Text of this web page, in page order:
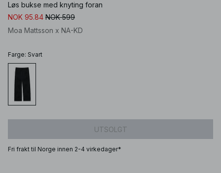
Løs bukse med knyting foran
NOK 95.84 NOK 599
Moa Mattsson x NA-KD
Farge: Svart
UTSOLGT
Fri frakt til Norge innen 2-4 virkedager*